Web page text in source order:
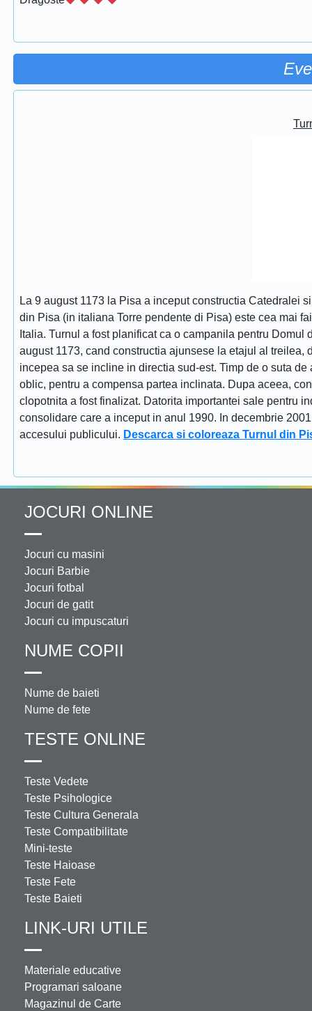
La 9 august 1173 la Pisa a inceput constructia Catedralei
din Pisa (in italiana Torre pendente di Pisa) este cea mai
Italia. Turnul a fost planificat ca o campanila pentru
august 1173, cand constructia ajunsese la etajul al
incepea sa se incline in directia sud-est. Timp de o suta
oblic, pentru a compensa partea inclinata. Dupa aceea,
clopotnita a fost finalizat. Datorita importantei sale pentru
consolidare care a inceput in anul 1990. In decembrie
accesului publicului. Descarca si coloreaza Turnul din
JOCURI ONLINE
Jocuri cu masini
Jocuri Barbie
Jocuri fotbal
Jocuri de gatit
Jocuri cu impuscaturi
NUME COPII
Nume de baieti
Nume de fete
TESTE ONLINE
Teste Vedete
Teste Psihologice
Teste Cultura Generala
Teste Compatibilitate
Mini-teste
Teste Haioase
Teste Fete
Teste Baieti
LINK-URI UTILE
Materiale educative
Programari saloane
Magazinul de Carte